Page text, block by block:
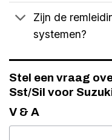
Zijn de
systemen?
Stel een vraag
Sst/Sil voor
V & A